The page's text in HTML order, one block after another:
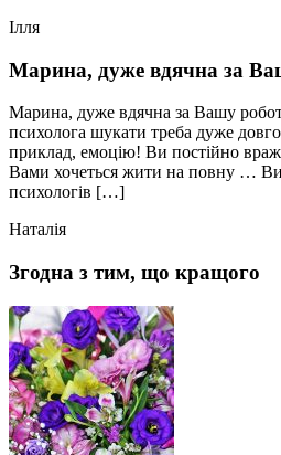
Ілля
Марина, дуже вдячна за
Марина, дуже вдячна за Вашу
психолога шукати треба дуже
приклад, емоцію! Ви постійно
Вами хочеться жити на повну …
психологів […]
Наталія
Згодна з тим, що кращого